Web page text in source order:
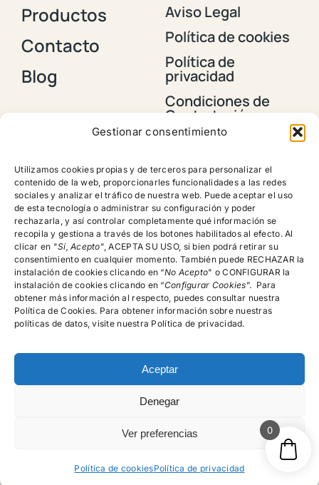
Gestionar consentimiento
Utilizamos cookies propias y de terceros para personalizar el
contenido de la web, proporcionarles funcionalidades a las redes
sociales y analizar el tráfico de nuestra web. Puede aceptar el uso
de esta tecnología o administrar su configuración y poder
rechazarla, y así controlar completamente qué información se
recopila y gestiona a través de los botones habilitados al efecto. Al
clicar en "Sí, Acepto", ACEPTA SU USO, si bien podrá retirar su
consentimiento en cualquier momento. También puede RECHAZAR la
instalación de cookies clicando en “No Acepto" o CONFIGURAR la
instalación de cookies clicando en “Configurar Cookies”. Para
obtener más información al respecto, puedes consultar nuestra
Política de Cookies. Para obtener información sobre nuestras
políticas de datos, visite nuestra Política de privacidad.
Aceptar
Denegar
Ver preferencias
Política de cookiesPolítica de privacidad
Productos
Contacto
Blog
Aviso Legal
Política de cookies
Política de
privacidad
Condiciones de
Contratación y
Envios
devoluciones,
reembolsos y
cancelación de
pedidos
Encuéntranos!
615.996.522
C/Rector Lucena, Nº 15-19, 4º A, Salamanca
reservados
0